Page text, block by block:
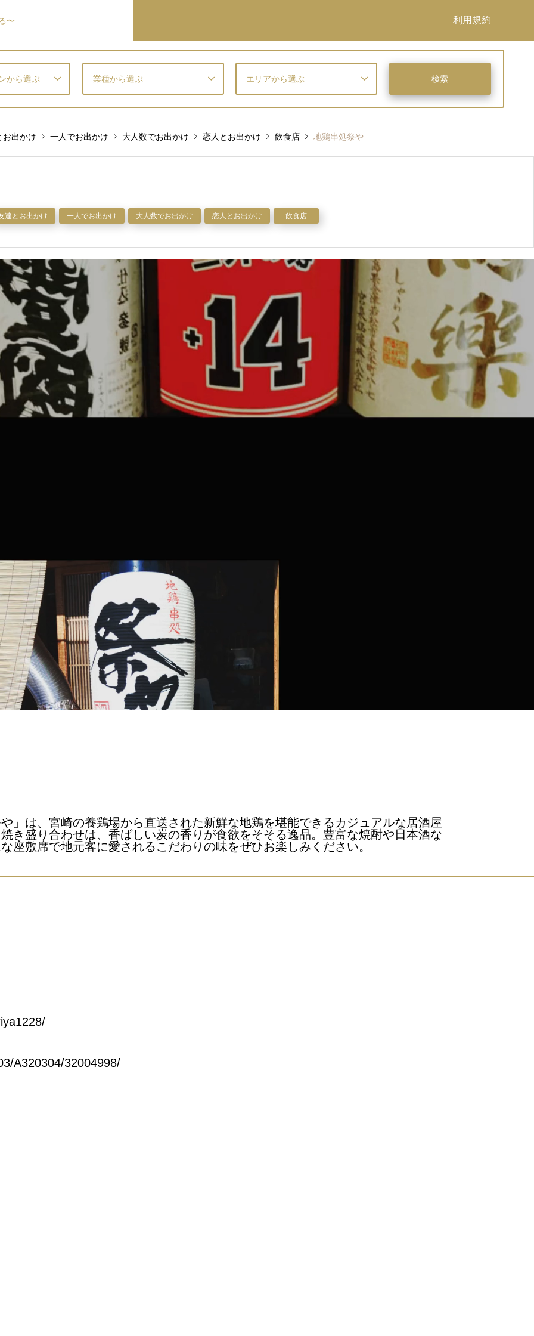
〜 利用規約
から選ぶ 業種から選ぶ エリアから選ぶ
お出かけ 一人でお出かけ 大人数でお出かけ 恋人とお出かけ 飲食店 地鶏串処祭や
達とお出かけ 一人でお出かけ 大人数でお出かけ 恋人とお出かけ 飲食店
」は、宮崎の養鶏場から直送された新鮮な地鶏を堪能できるカジュアルな居酒屋
き盛り合わせは、香ばしい炭の香りが食欲をそそる逸品。豊富な焼酎や日本酒な
座敷席で地元客に愛されるこだわりの味をぜひお楽しみください。
A320304/32004998/